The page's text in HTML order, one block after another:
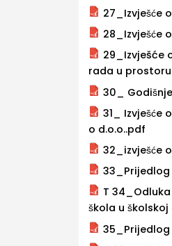
27_Izvješće
28_Izvješće
29_Izvješće
rada u prostoru
30_
31_ Izvješće
o d.o.o..pdf
32_izvješće
T
škola u
35_Prijedlog